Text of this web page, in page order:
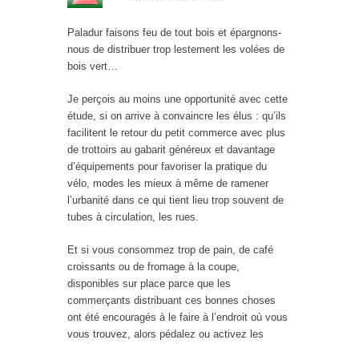
Paladur faisons feu de tout bois et épargnons-
nous de distribuer trop lestement les volées de
bois vert…
Je perçois au moins une opportunité avec cette
étude, si on arrive à convaincre les élus : qu’ils
facilitent le retour du petit commerce avec plus
de trottoirs au gabarit généreux et davantage
d’équipements pour favoriser la pratique du
vélo, modes les mieux à même de ramener
l’urbanité dans ce qui tient lieu trop souvent de
tubes à circulation, les rues.
Et si vous consommez trop de pain, de café
croissants ou de fromage à la coupe,
disponibles sur place parce que les
commerçants distribuant ces bonnes choses
ont été encouragés à le faire à l’endroit où vous
vous trouvez, alors pédalez ou activez les